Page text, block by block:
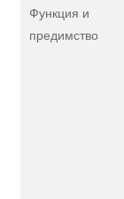
Функция и
предимство